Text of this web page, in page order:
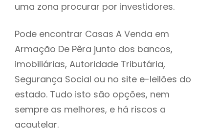
uma zona procurar por investidores.
Pode encontrar Casas A Venda em
Armação De Pêra junto dos bancos,
imobiliárias, Autoridade Tributária,
Segurança Social ou no site e-leilões do
estado. Tudo isto são opções, nem
sempre as melhores, e há riscos a
acautelar.